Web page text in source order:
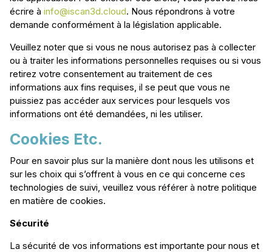
écrire à info@iscan3d.cloud. Nous répondrons à votre
demande conformément à la législation applicable.
Veuillez noter que si vous ne nous autorisez pas à collecter
ou à traiter les informations personnelles requises ou si vous
retirez votre consentement au traitement de ces
informations aux fins requises, il se peut que vous ne
puissiez pas accéder aux services pour lesquels vos
informations ont été demandées, ni les utiliser.
Cookies Etc.
Pour en savoir plus sur la manière dont nous les utilisons et
sur les choix qui s’offrent à vous en ce qui concerne ces
technologies de suivi, veuillez vous référer à notre politique
en matière de cookies.
Sécurité
La sécurité de vos informations est importante pour nous et